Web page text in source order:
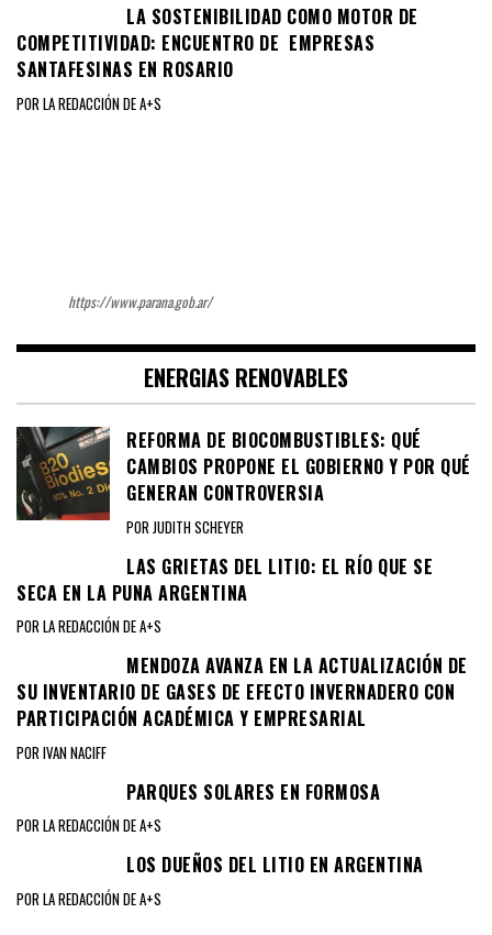
LA SOSTENIBILIDAD COMO MOTOR DE
COMPETITIVIDAD: ENCUENTRO DE EMPRESAS
SANTAFESINAS EN ROSARIO
POR LA REDACCIÓN DE A+S
https://www.parana.gob.ar/
ENERGIAS RENOVABLES
REFORMA DE BIOCOMBUSTIBLES: QUÉ
CAMBIOS PROPONE EL GOBIERNO Y POR QUÉ
GENERAN CONTROVERSIA
POR JUDITH SCHEYER
LAS GRIETAS DEL LITIO: EL RÍO QUE SE
SECA EN LA PUNA ARGENTINA
POR LA REDACCIÓN DE A+S
MENDOZA AVANZA EN LA ACTUALIZACIÓN DE
SU INVENTARIO DE GASES DE EFECTO INVERNADERO CON
PARTICIPACIÓN ACADÉMICA Y EMPRESARIAL
POR IVAN NACIFF
PARQUES SOLARES EN FORMOSA
POR LA REDACCIÓN DE A+S
LOS DUEÑOS DEL LITIO EN ARGENTINA
POR LA REDACCIÓN DE A+S